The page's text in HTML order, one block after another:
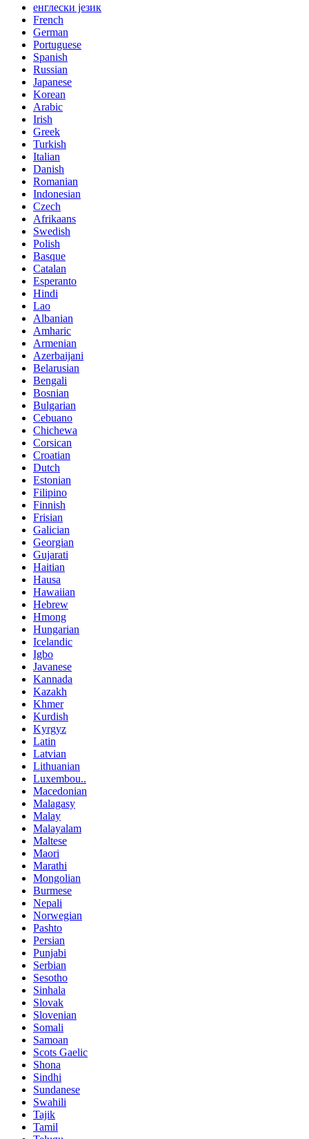
енглески језик
French
German
Portuguese
Spanish
Russian
Japanese
Korean
Arabic
Irish
Greek
Turkish
Italian
Danish
Romanian
Indonesian
Czech
Afrikaans
Swedish
Polish
Basque
Catalan
Esperanto
Hindi
Lao
Albanian
Amharic
Armenian
Azerbaijani
Belarusian
Bengali
Bosnian
Bulgarian
Cebuano
Chichewa
Corsican
Croatian
Dutch
Estonian
Filipino
Finnish
Frisian
Galician
Georgian
Gujarati
Haitian
Hausa
Hawaiian
Hebrew
Hmong
Hungarian
Icelandic
Igbo
Javanese
Kannada
Kazakh
Khmer
Kurdish
Kyrgyz
Latin
Latvian
Lithuanian
Luxembou..
Macedonian
Malagasy
Malay
Malayalam
Maltese
Maori
Marathi
Mongolian
Burmese
Nepali
Norwegian
Pashto
Persian
Punjabi
Serbian
Sesotho
Sinhala
Slovak
Slovenian
Somali
Samoan
Scots Gaelic
Shona
Sindhi
Sundanese
Swahili
Tajik
Tamil